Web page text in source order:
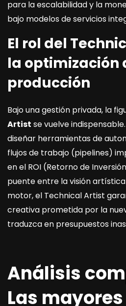
para la escalabilidad y la
bajo modelos de servicios
El rol del
la optimización
producción
Bajo una gestión privada, la
Artist se vuelve
diseñar herramientas de
flujos de trabajo (pipelines)
en el ROI (Retorno de
puente entre la visión
motor, el Technical Artist
creativa prometida por la
traduzca en presupuestos
Análisis
Las mayores